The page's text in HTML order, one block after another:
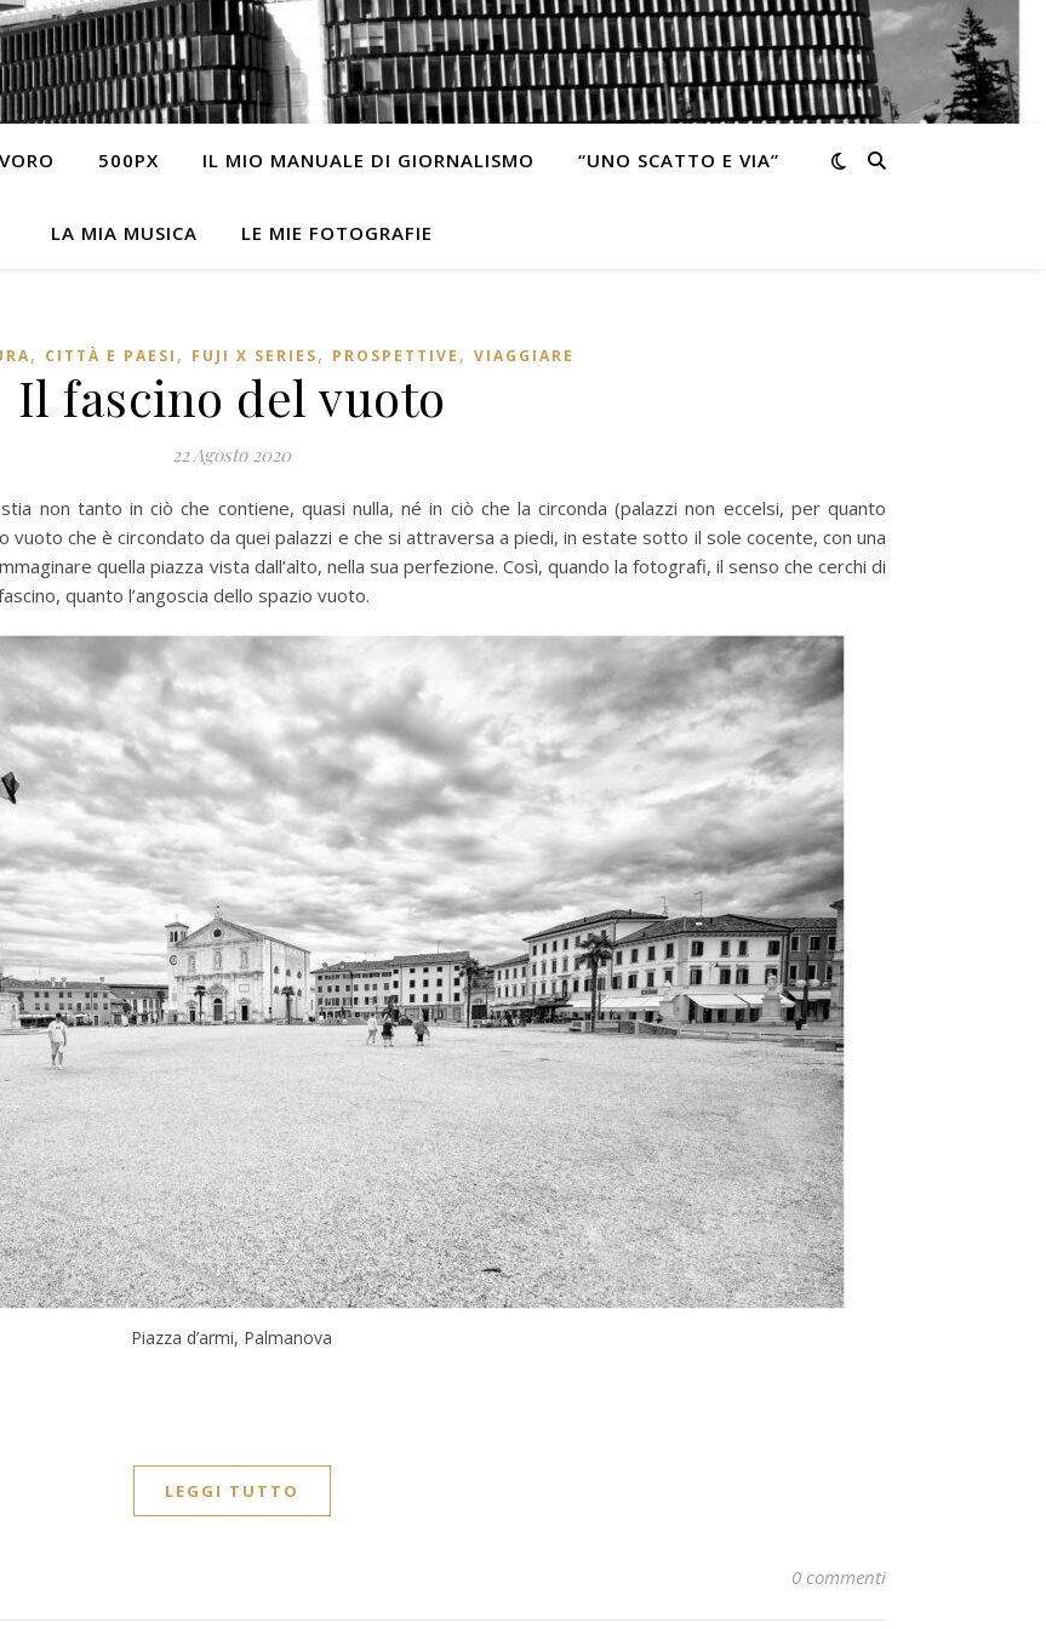
500PX IL MIO MANUALE DI GIORNALISMO “UNO SCATTO E VIA”
LA MIA MUSICA LE MIE FOTOGRAFIE
, CITTÀ E PAESI , FUJI X SERIES, PROSPETTIVE , VIAGGIARE
Il fascino del vuoto
22 Agosto 2020
non tanto in ciò che contiene, quasi nulla, né in ciò che la circonda (palazzi non eccelsi, per quanto
vuoto che è circondato da quei palazzi e che si attraversa a piedi, in estate sotto il sole cocente, con una
quella piazza vista dall’alto, nella sua perfezione. Così, quando la fotografi, il senso che cerchi di
quanto l’angoscia dello spazio vuoto.
Piazza d’armi, Palmanova
LEGGI TUTTO
0 commenti